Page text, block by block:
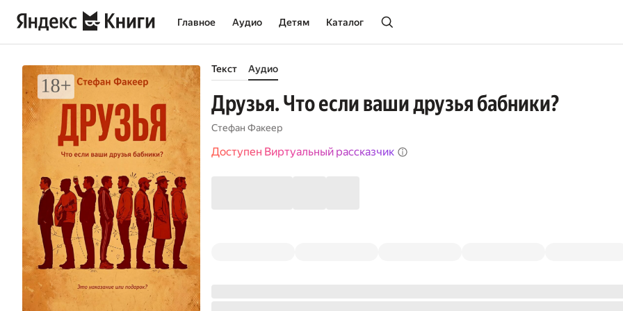
Главное Аудио Детям Каталог
Текст Аудио
Друзья. Что если ваши друзья бабники?
Стефан Факеер
Доступен Виртуальный рассказчик